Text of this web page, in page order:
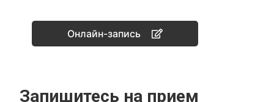
Онлайн-запись
Запишитесь на прием